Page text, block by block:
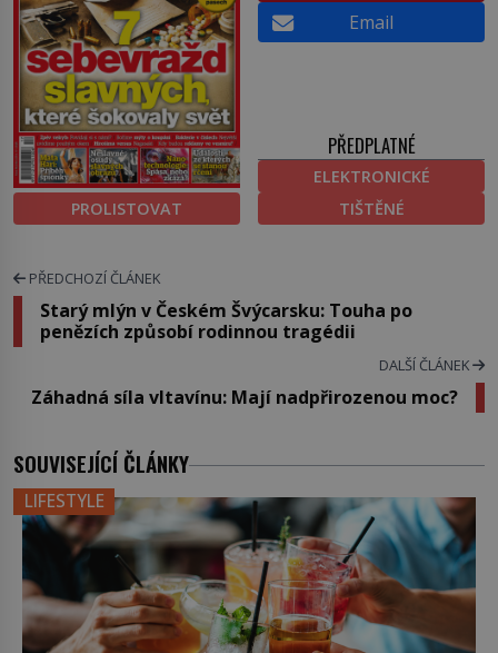
PROLISTOVAT
Email
PŘEDPLATNÉ
ELEKTRONICKÉ
TIŠTĚNÉ
PŘEDCHOZÍ ČLÁNEK
Starý mlýn v Českém Švýcarsku: Touha po
penězích způsobí rodinnou tragédii
DALŠÍ ČLÁNEK
Záhadná síla vltavínu: Mají nadpřirozenou moc?
SOUVISEJÍCÍ ČLÁNKY
LIFESTYLE